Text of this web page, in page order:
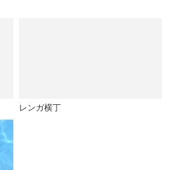
レンガ横丁